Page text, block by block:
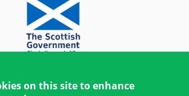
on this site to enhance